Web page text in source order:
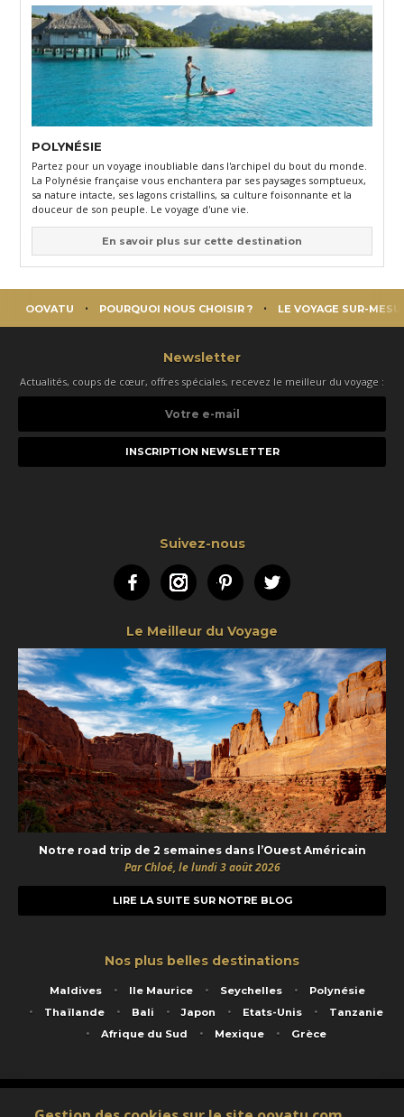
POLYNÉSIE
Partez pour un voyage inoubliable dans l'archipel du bout du monde.
La Polynésie française vous enchantera par ses paysages somptueux,
sa nature intacte, ses lagons cristallins, sa culture foisonnante et la
douceur de son peuple. Le voyage d'une vie.
En savoir plus sur cette destination
OOVATU POURQUOI NOUS CHOISIR ? LE VOYAGE SUR-
Newsletter
Actualités, coups de cœur, offres spéciales, recevez le meilleur du voyage :
e-
Suivez-nous
FacebookInstagramPinterestTwitter
Le Meilleur du Voyage
Notre road trip de 2 semaines dans l’Ouest Américain
Par Chloé, le lundi 3 août 2026
LIRE LA SUITE SUR NOTRE BLOG
Nos plus belles destinations
Maldives Ile Maurice Seychelles
Polynésie
Thaïlande
Bali Japon Etats-Unis
Tanzanie
Afrique du Sud
Mexique Grèce
Service animé par Nautil Voyages - 22 rue Georges Picquart 75017 Paris - S.A.S